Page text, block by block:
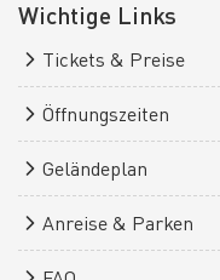
Wichtige Links
Tickets & Preise
Öffnungszeiten
Geländeplan
Anreise & Parken